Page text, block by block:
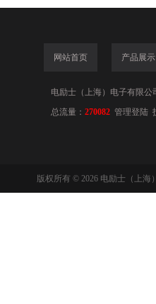
网站首页 产品展示
电励士（上海）电子有限公
总流量： 270082 管理登陆
版权所有 © 2026 电励士（上